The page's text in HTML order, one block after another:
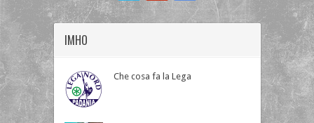
IMHO
Che cosa fa la Lega